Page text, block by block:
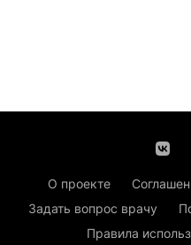
О проекте
Задать вопрос врачу
Правила